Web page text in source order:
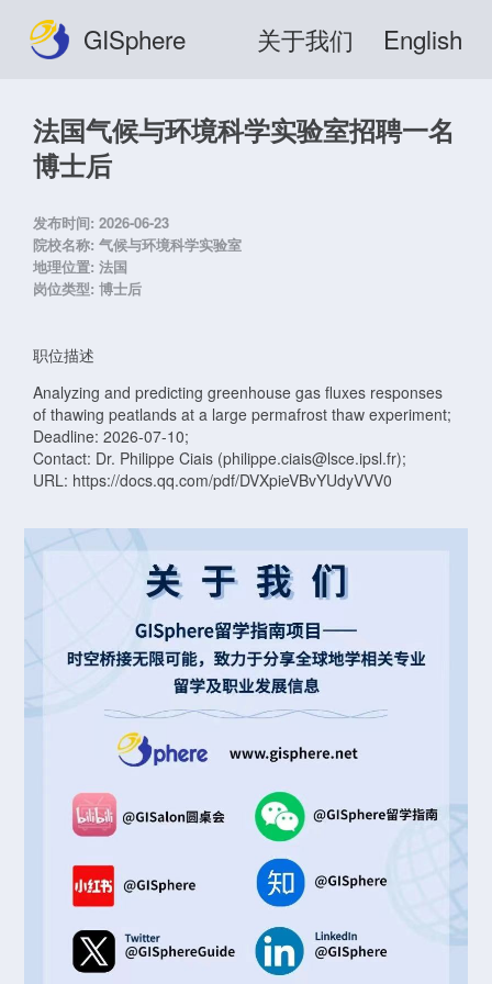
GISphere 关于我们 English
法国气候与环境科学实验室招聘一名
博士后
发布时间: 2026-06-23
院校名称: 气候与环境科学实验室
地理位置: 法国
岗位类型: 博士后
职位描述
Analyzing and predicting greenhouse gas fluxes responses
of thawing peatlands at a large permafrost thaw experiment;
Deadline: 2026-07-10;
Contact: Dr. Philippe Ciais (philippe.ciais@lsce.ipsl.fr);
URL: https://docs.qq.com/pdf/DVXpieVBvYUdyVVV0